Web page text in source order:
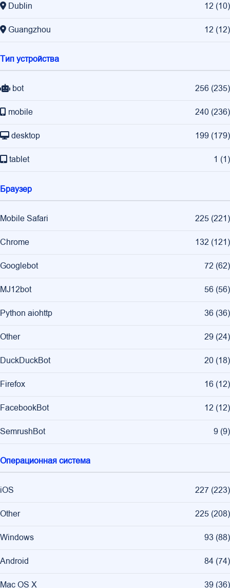
Dublin 12 (10)
Guangzhou 12 (12)
Тип устройства
bot 256 (235)
mobile 240 (236)
desktop 199 (179)
tablet 1 (1)
Браузер
Mobile Safari 225 (221)
Chrome 132 (121)
Googlebot 72 (62)
MJ12bot 56 (56)
Python aiohttp 36 (36)
Other 29 (24)
DuckDuckBot 20 (18)
Firefox 16 (12)
FacebookBot 12 (12)
SemrushBot 9 (9)
Операционная система
iOS 227 (223)
Other 225 (208)
Windows 93 (88)
Android 84 (74)
Mac OS X 39 (36)